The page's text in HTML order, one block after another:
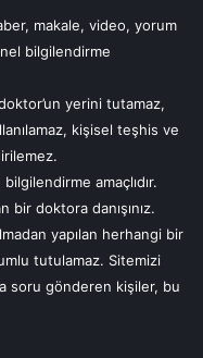
ile henüz
zarar
Bebeğinize gün
video, yorum ve tüm
gayesindedir.
yerini tutamaz, doktor
teşhis ve tedavi
makale, video, yorum
bilgilendirme
yerini tutamaz,
kişisel teşhis ve
amaçlıdır.
bir doktora danışınız.
yapılan herhangi bir
tutulamaz. Sitemizi
soru gönderen kişiler, bu